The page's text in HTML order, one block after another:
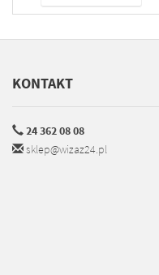
KONTAKT
24 362 08 08
sklep@wizaz24.pl